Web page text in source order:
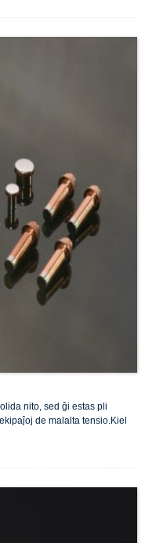
nito, sed ĝi estas pli
de malalta tensio.Kiel